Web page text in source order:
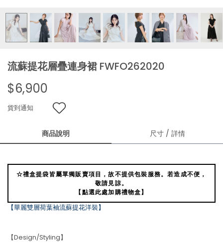
流蘇提花層疊連身裙 FWFO262020
$6,900
貨到通知
商品說明 尺寸 / 詳情
☆禮盒提袋皆屬單獨販賣項目，故不提供包裝服務。若造成不便，
敬請見諒。
【點選此處加購禮物盒】
【華麗雙層荷葉袖流蘇提花洋裝】
【Design/Styling】